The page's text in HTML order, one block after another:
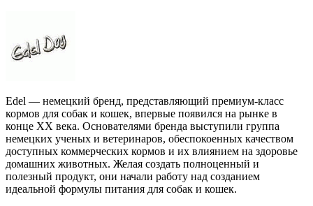
Edel — немецкий бренд, представляющий премиум-класс
кормов для собак и кошек, впервые появился на рынке в
конце XX века. Основателями бренда выступили группа
немецких ученых и ветеринаров, обеспокоенных качеством
доступных коммерческих кормов и их влиянием на здоровье
домашних животных. Желая создать полноценный и
полезный продукт, они начали работу над созданием
идеальной формулы питания для собак и кошек.